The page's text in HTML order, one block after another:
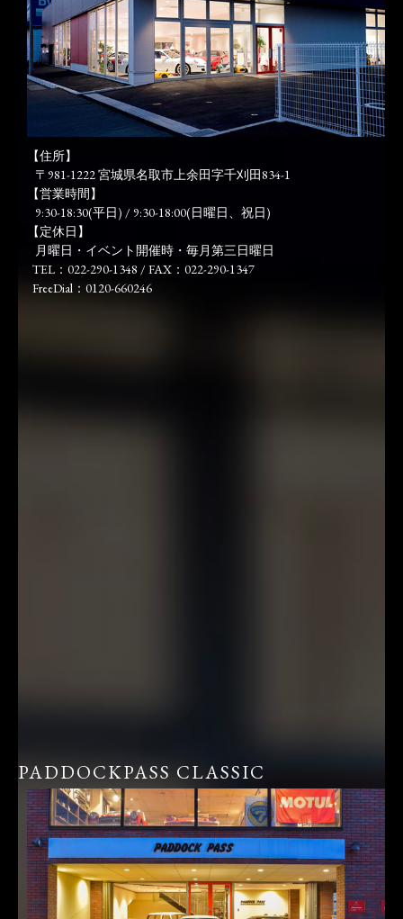
【住所】
〒981-1222 宮城県名取市上余田字千刈田834-1
【営業時間】
9:30-18:30(平日) / 9:30-18:00(日曜日、祝日)
【定休日】
月曜日・イベント開催時・毎月第三日曜日
TEL：022-290-1348 / FAX：022-290-1347
FreeDial：0120-660246
PADDOCKPASS CLASSIC